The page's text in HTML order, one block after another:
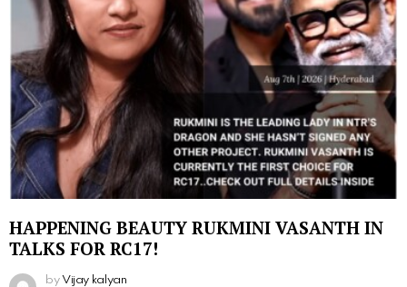
HAPPENING BEAUTY RUKMINI VASANTH IN
TALKS FOR RC17!
by Vijay kalyan